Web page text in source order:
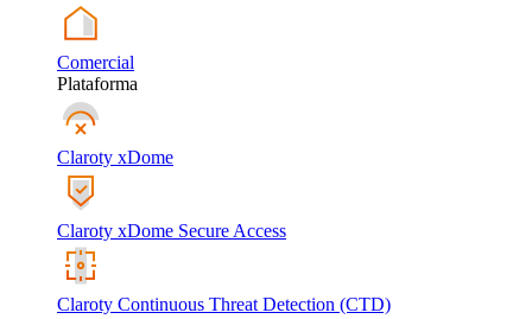
Comercial
Plataforma
Claroty xDome
Claroty xDome Secure Access
Claroty Continuous Threat Detection (CTD)